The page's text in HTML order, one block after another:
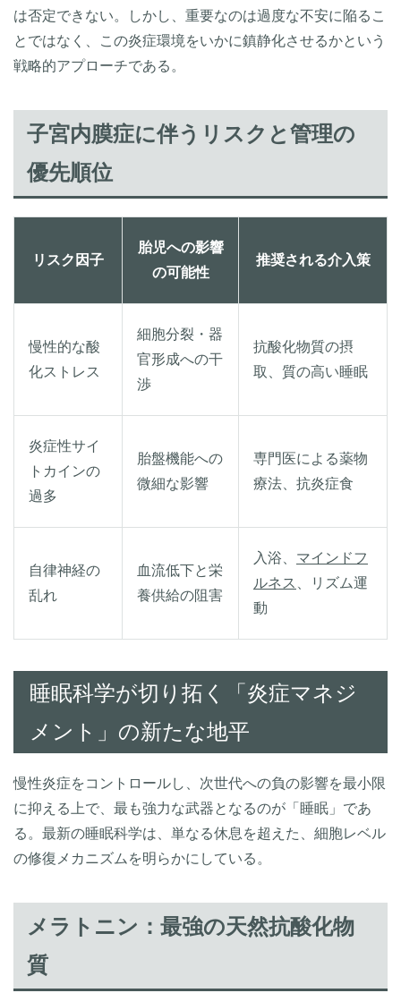
は否定できない。しかし、重要なのは過度な不安に陥るこ
とではなく、この炎症環境をいかに鎮静化させるかという
戦略的アプローチである。
子宮内膜症に伴うリスクと管理の
優先順位
リスク因子
胎児への影響
の可能性
推奨される介入策
慢性的な酸
化ストレス
細胞分裂・器
官形成への干
渉
抗酸化物質の摂
取、質の高い睡眠
炎症性サイ
トカインの
過多
胎盤機能への
微細な影響
専門医による薬物
療法、抗炎症食
自律神経の
乱れ
血流低下と栄
養供給の阻害
入浴、 マインドフ
ルネス
、リズム運
動
睡眠科学が切り拓く「炎症マネジ
メント」の新たな地平
慢性炎症をコントロールし、次世代への負の影響を最小限
に抑える上で、最も強力な武器となるのが「睡眠」であ
る。最新の睡眠科学は、単なる休息を超えた、細胞レベル
の修復メカニズムを明らかにしている。
メラトニン：最強の天然抗酸化物
質